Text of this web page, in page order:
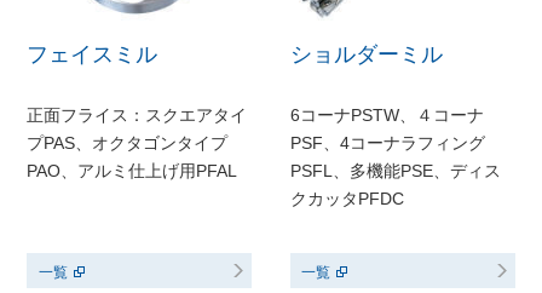
フェイスミル
正面フライス：スクエアタイ
プPAS、オクタゴンタイプ
PAO、アルミ仕上げ用PFAL
一覧
ショルダーミル
6コーナPSTW、４コーナ
PSF、4コーナラフィング
PSFL、多機能PSE、ディス
クカッタPFDC
一覧